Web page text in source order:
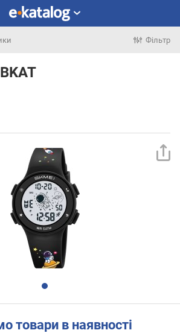
Фільтр
товари в наявності